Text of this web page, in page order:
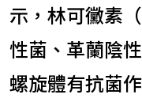
示，林可黴素
性菌、革蘭陰
螺旋體有抗菌